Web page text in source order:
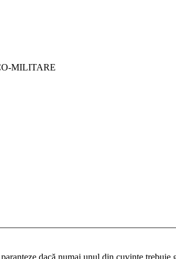
MILITARE
dacă numai unul din cuvinte